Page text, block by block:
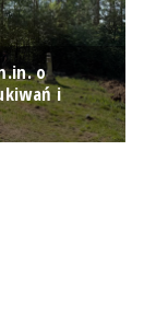
o
i